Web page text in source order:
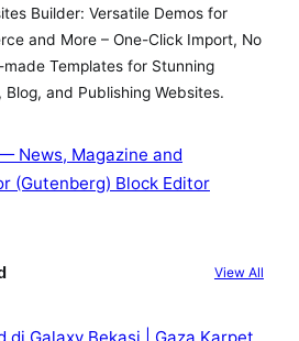
Builder: Versatile Demos for
and More – One-Click Import, No
Templates for Stunning
Blog, and Publishing Websites.
View All